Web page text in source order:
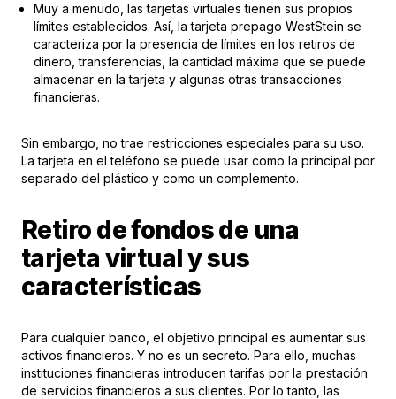
Muy a menudo, las tarjetas virtuales tienen sus propios
límites establecidos. Así, la tarjeta prepago WestStein se
caracteriza por la presencia de límites en los retiros de
dinero, transferencias, la cantidad máxima que se puede
almacenar en la tarjeta y algunas otras transacciones
financieras.
Sin embargo, no trae restricciones especiales para su uso.
La tarjeta en el teléfono se puede usar como la principal por
separado del plástico y como un complemento.
Retiro de fondos de una
tarjeta virtual y sus
características
Para cualquier banco, el objetivo principal es aumentar sus
activos financieros. Y no es un secreto. Para ello, muchas
instituciones financieras introducen tarifas por la prestación
de servicios financieros a sus clientes. Por lo tanto, las